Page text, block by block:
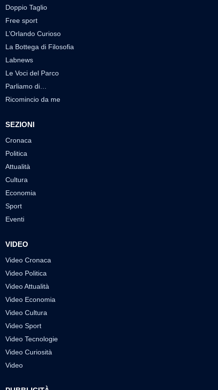
Doppio Taglio
Free sport
L’Orlando Curioso
La Bottega di Filosofia
Labnews
Le Voci del Parco
Parliamo di…
Ricomincio da me
SEZIONI
Cronaca
Politica
Attualità
Cultura
Economia
Sport
Eventi
VIDEO
Video Cronaca
Video Politica
Video Attualità
Video Economia
Video Cultura
Video Sport
Video Tecnologie
Video Curiosità
Video